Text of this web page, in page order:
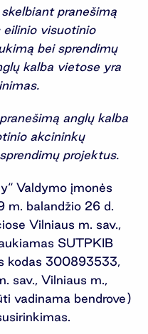
pranešimą
eilinio visuotinio
bei sprendimų
kalba vietose yra
anglų kalba
akcininkų
projektus.
Valdymo įmonės
m. balandžio 26 d.
Vilniaus m. sav.,
SUTPKIB
kodas 300893533,
sav., Vilniaus m.,
vadinama bendrove)